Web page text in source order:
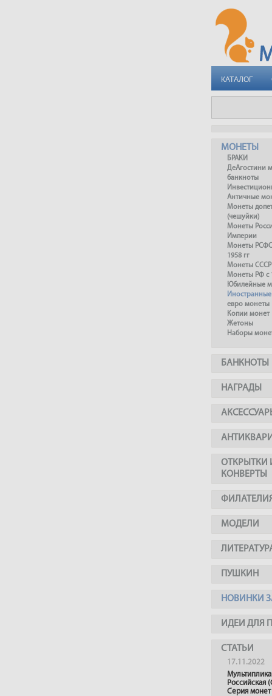
КАТАЛОГ
МОНЕТЫ
БРАКИ
ДеАгостини
банкноты
Античные
Монеты
(чешуйки)
Монеты
Империи
Монеты
1958 гг
Монеты СССР
Монеты РФ с
Юбилейные
евро монеты
Копии монет
Жетоны
Наборы
БАНКНОТЫ
НАГРАДЫ
ОТКРЫТКИ
КОНВЕРТЫ
МОДЕЛИ
ПУШКИН
НОВИНКИ
ИДЕИ ДЛЯ
СТАТЬИ
17.11.2022
Российская
Серия монет